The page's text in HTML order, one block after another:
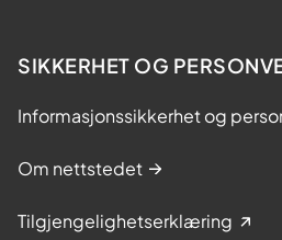
SIKKERHET OG
Informasjonssikkerhet og
Om nettstedet
Tilgjengelighetserklæring